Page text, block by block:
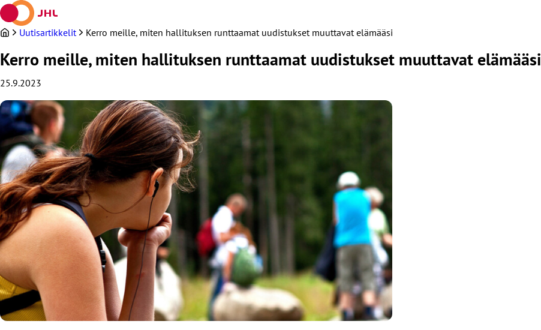
Siirry
sisältöön
Uutisartikkelit Kerro meille, miten hallituksen runttaamat uudistukset muuttavat elämääsi
Kerro meille, miten hallituksen runttaamat uudistukset muuttavat elämääsi
25.9.2023